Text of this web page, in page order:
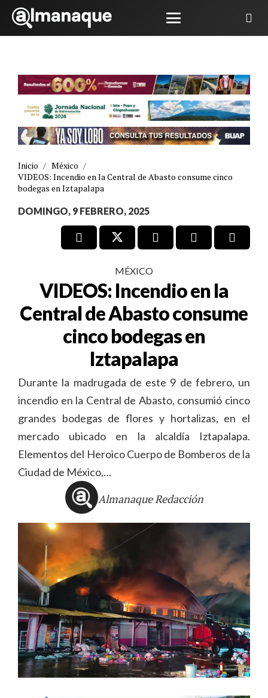
Inicio / México /
VIDEOS: Incendio en la Central de Abasto consume cinco
bodegas en Iztapalapa
DOMINGO, 9 FEBRERO, 2025
MÉXICO
VIDEOS: Incendio en la
Central de Abasto consume
cinco bodegas en
Iztapalapa
Durante la madrugada de este 9 de febrero, un
incendio en la Central de Abasto, consumió cinco
grandes bodegas de flores y hortalizas, en el
mercado ubicado en la alcaldía Iztapalapa.
Elementos del Heroico Cuerpo de Bomberos de la
Ciudad de México,…
Almanaque Redacción